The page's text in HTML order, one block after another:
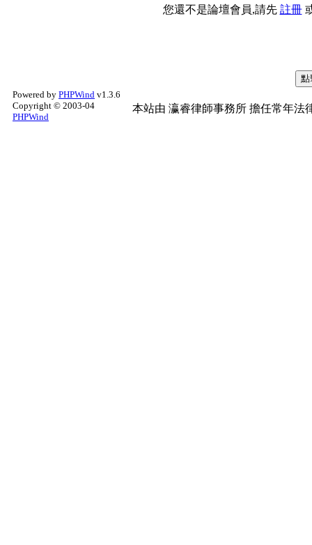
您還不是論壇會員,請先 註冊
Powered by PHPWind v1.3.6
Copyright © 2003-04
PHPWind
本站由 瀛睿律師事務所 擔任常年法